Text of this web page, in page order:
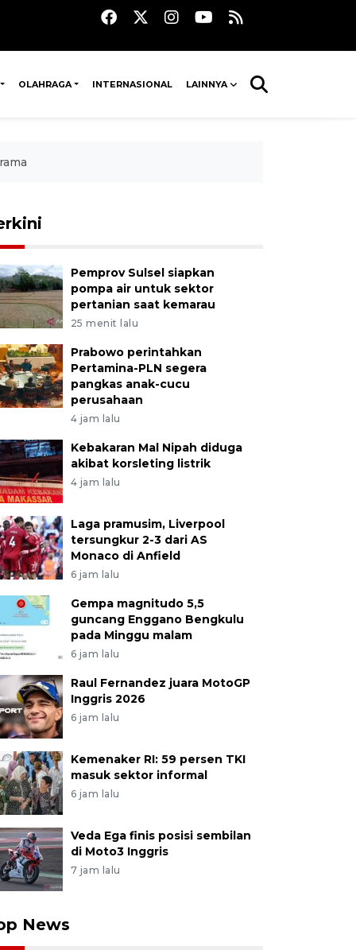
OLAHRAGA INTERNASIONAL LAINNYA
Pemprov Sulsel siapkan
pompa air untuk sektor
pertanian saat kemarau
25 menit lalu
Prabowo perintahkan
Pertamina-PLN segera
pangkas anak-cucu
perusahaan
4 jam lalu
Kebakaran Mal Nipah diduga
akibat korsleting listrik
4 jam lalu
Laga pramusim, Liverpool
tersungkur 2-3 dari AS
Monaco di Anfield
6 jam lalu
Gempa magnitudo 5,5
guncang Enggano Bengkulu
pada Minggu malam
6 jam lalu
Raul Fernandez juara MotoGP
Inggris 2026
6 jam lalu
Kemenaker RI: 59 persen TKI
masuk sektor informal
6 jam lalu
Veda Ega finis posisi sembilan
di Moto3 Inggris
7 jam lalu
News